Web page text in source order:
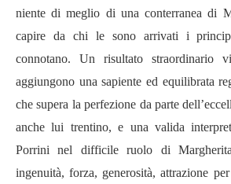
niente di meglio di una conterranea di
capire da chi le sono arrivati i
connotano. Un risultato straordinario
aggiungono una sapiente ed equilibrata
che supera la perfezione da parte
anche lui trentino, e una valida
Porrini nel difficile ruolo di
ingenuità, forza, generosità, attrazione